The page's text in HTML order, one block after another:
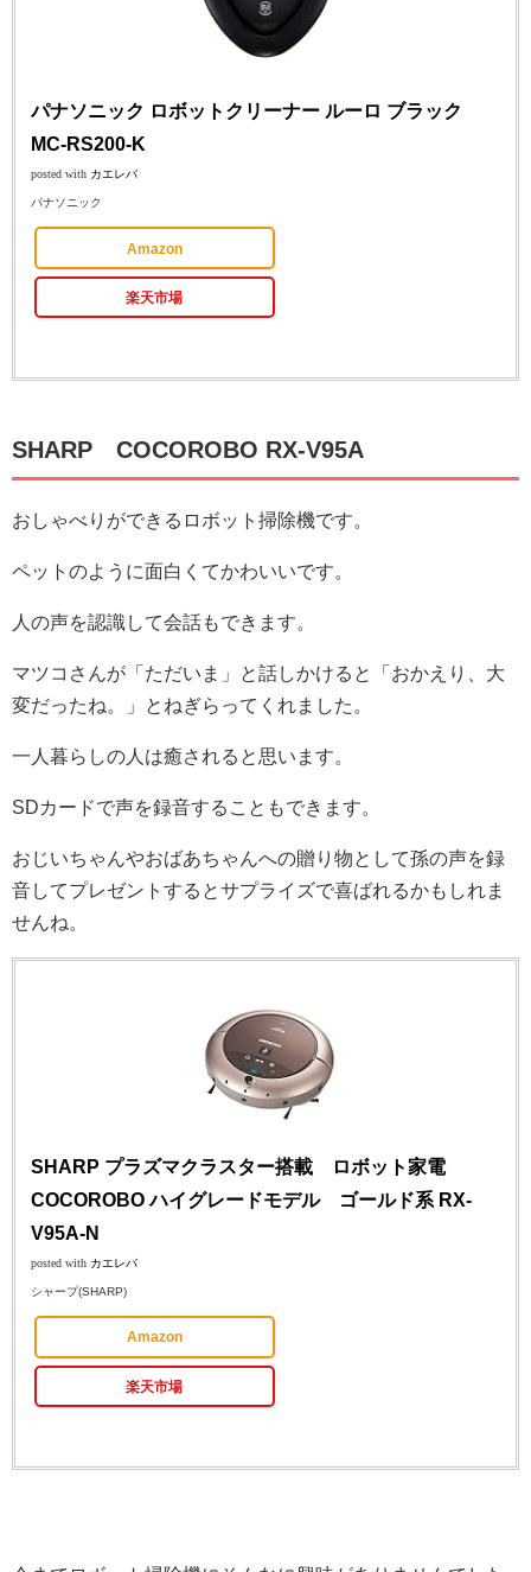
パナソニック ロボットクリーナー ルーロ ブラック
MC-RS200-K
posted with カエレバ
パナソニック
Amazon
楽天市場
SHARP COCOROBO RX-V95A
おしゃべりができるロボット掃除機です。
ペットのように面白くてかわいいです。
人の声を認識して会話もできます。
マツコさんが「ただいま」と話しかけると「おかえり、大
変だったね。」とねぎらってくれました。
一人暮らしの人は癒されると思います。
SDカードで声を録音することもできます。
おじいちゃんやおばあちゃんへの贈り物として孫の声を録
音してプレゼントするとサプライズで喜ばれるかもしれま
せんね。
SHARP プラズマクラスター搭載 ロボット家電
COCOROBO ハイグレードモデル ゴールド系 RX-
V95A-N
posted with カエレバ
シャープ(SHARP)
Amazon
楽天市場